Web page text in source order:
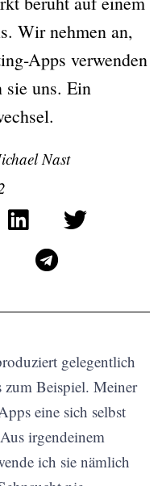
Wir nehmen an,
Apps verwenden
sie uns. Ein
Nast
gelegentlich
zum Beispiel. Meiner
eine sich selbst
irgendeinem
ich sie nämlich